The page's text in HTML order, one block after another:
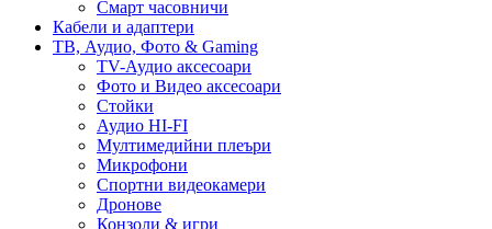
Смарт часовничи
Кабели и адаптери
ТВ, Аудио, Фото & Gaming
TV-Аудио аксесоари
Фото и Видео аксесоари
Стойки
Аудио HI-FI
Мултимедийни плеъри
Микрофони
Спортни видеокамери
Дронове
Конзоли & игри